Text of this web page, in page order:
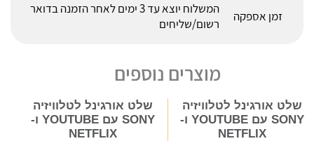
זמן אספקה
המשלוח יוצא עד 3 ימים לאחר הזמנה בדואר
רשום/שליחים
מוצרים נוספים
שלט אורגינל לטלוויזיה
SONY עם YOUTUBE ו-
NETFLIX
שלט אורגינל לטלוויזיה
SONY עם YOUTUBE ו-
NETFLIX